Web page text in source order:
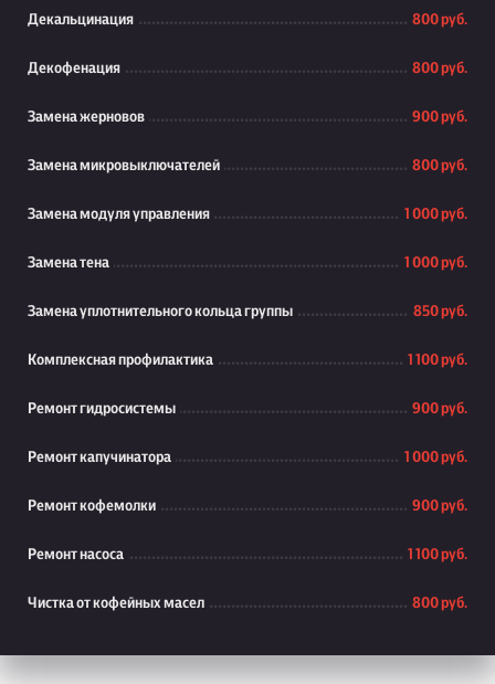
Декальцинация 800 руб.
Декофенация 800 руб.
Замена жерновов 900 руб.
Замена микровыключателей 800 руб.
Замена модуля управления 1 000 руб.
Замена тена 1 000 руб.
Замена уплотнительного кольца группы 850 руб.
Комплексная профилактика 1 100 руб.
Ремонт гидросистемы 900 руб.
Ремонт капучинатора 1 000 руб.
Ремонт кофемолки 900 руб.
Ремонт насоса 1 100 руб.
Чистка от кофейных масел 800 руб.